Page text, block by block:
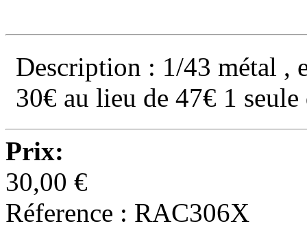
Description : 1/43 métal ,
30€ au lieu de 47€ 1
Prix:
30,00 €
Réference : RAC306X